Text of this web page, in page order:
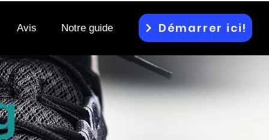
Avis Notre guide Démarrer ici!